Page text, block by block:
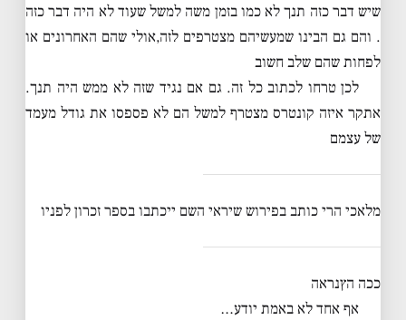
שיש דבר כזה תנך לא כמו בזמן משה למשל שעוד לא היה דבר כזה
. והם גם הבינו שמעשיהם מצטרפים לזה,אולי שהם האחרונים או
לפחות שהם שלב חשוב
לכן טרחו לכתוב כל זה. גם אם נגיד שזה לא ממש היה תנך.
אתקר איזה קונטרס מצטרף למשל הם לא פספסו את גודל מעמד
של עצמם
מלאכי הרי כותב בפירוש שיראי השם ייכתבו בספר זכרון לפניו
ככה הץנראה
אף אחד לא באמת יודע…